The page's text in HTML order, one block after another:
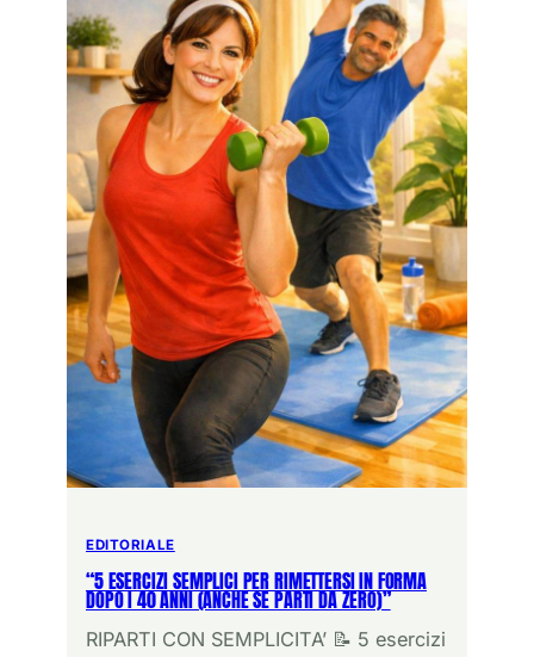
EDITORIALE
“5 ESERCIZI SEMPLICI PER RIMETTERSI IN FORMA
DOPO I 40 ANNI (ANCHE SE PARTI DA ZERO)”
RIPARTI CON SEMPLICITA’ 📝 5 esercizi